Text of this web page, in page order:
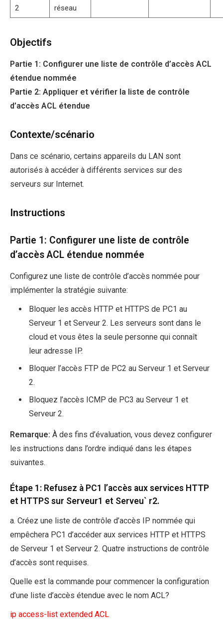
2
réseau
Objectifs
Partie 1: Configurer une liste de contrôle d’accès ACL
étendue nommée
Partie 2: Appliquer et vérifier la liste de contrôle
d’accès ACL étendue
Contexte/scénario
Dans ce scénario, certains appareils du LAN sont
autorisés à accéder à différents services sur des
serveurs sur Internet.
Instructions
Partie 1: Configurer une liste de contrôle
d’accès ACL étendue nommée
Configurez une liste de contrôle d’accès nommée pour
implémenter la stratégie suivante:
Bloquer les accès HTTP et HTTPS de PC1 au
Serveur 1 et Serveur 2. Les serveurs sont dans le
cloud et vous êtes la seule personne qui connaît
leur adresse IP.
Bloquer l’accès FTP de PC2 au Serveur 1 et Serveur
2.
Bloquez l’accès ICMP de PC3 au Serveur 1 et
Serveur 2.
Remarque: À des fins d’évaluation, vous devez configurer
les instructions dans l’ordre indiqué dans les étapes
suivantes.
Étape 1: Refusez à PC1 l’accès aux services HTTP
et HTTPS sur Serveur1 et Serveu` r2.
a. Créez une liste de contrôle d’accès IP nommée qui
empêchera PC1 d’accéder aux services HTTP et HTTPS
de Serveur 1 et Serveur 2. Quatre instructions de contrôle
d’accès sont requises.
Quelle est la commande pour commencer la configuration
d’une liste d’accès étendue avec le nom ACL?
ip access-list extended ACL